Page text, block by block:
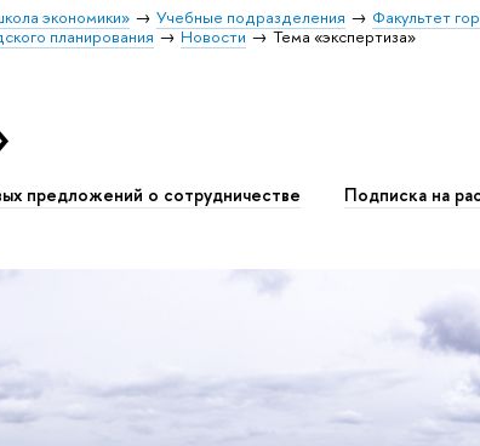
экономики» Учебные подразделения
Факультет
планирования Новости Тема «экспертиза»
предложений о сотрудничестве Подписка на